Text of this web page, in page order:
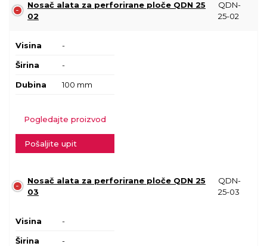
Nosač alata za perforirane ploče QDN 25
02
QDN-
25-02
Visina -
Širina -
Dubina 100 mm
Pogledajte proizvod
Pošaljite upit
Nosač alata za perforirane ploče QDN 25
03
QDN-
25-03
Visina -
Širina -